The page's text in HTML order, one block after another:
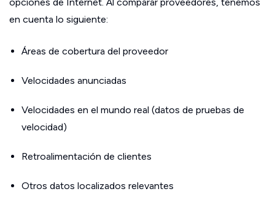
en cuenta lo siguiente:
Áreas de cobertura del proveedor
Velocidades anunciadas
Velocidades en el mundo real (datos de pruebas de
velocidad)
Retroalimentación de clientes
Otros datos localizados relevantes